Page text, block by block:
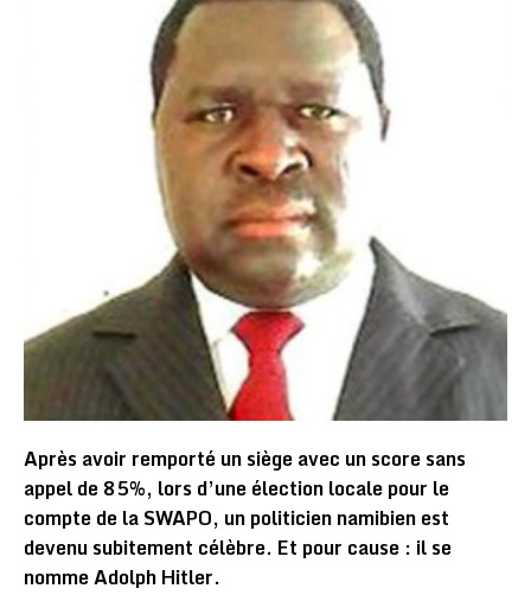
Après avoir remporté un siège avec un score sans
appel de 85%, lors d’une élection locale pour le
compte de la SWAPO, un politicien namibien est
devenu subitement célèbre. Et pour cause : il se
nomme Adolph Hitler.